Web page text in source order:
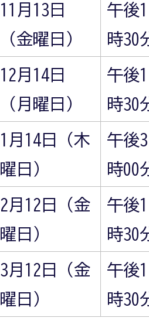
11月13日
（金曜日）
午後1
時30
12月14日
（月曜日）
午後1
時30
1月14日（木
曜日）
午後3
時00
2月12日（金
曜日）
午後1
時30
3月12日（金
曜日）
午後1
時30